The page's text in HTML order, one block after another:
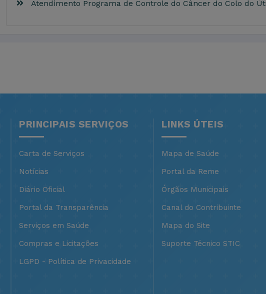
Atendimento Programa de Controle do Câncer do Colo do
PRINCIPAIS SERVIÇOS
Carta de Serviços
Notícias
Diário Oficial
Portal da Transparência
Serviços em Saúde
Compras e Licitações
LGPD - Política de Privacidade
LINKS ÚTEIS
Mapa de Saúde
Portal da Reme
Órgãos Municipais
Canal do Contribuinte
Mapa do Site
Suporte Técnico STIC